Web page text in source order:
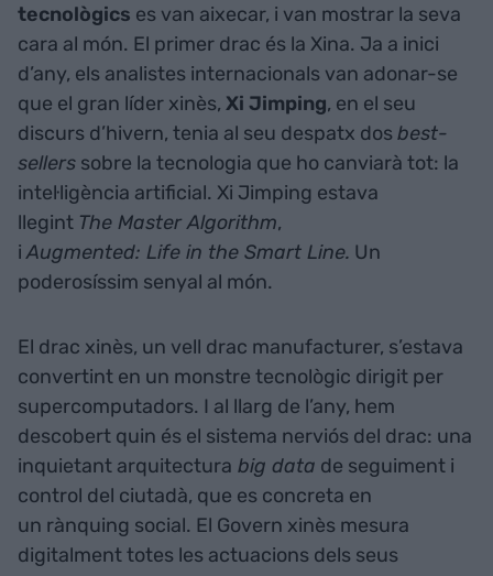
tecnològics es van aixecar, i van mostrar la seva
cara al món. El primer drac és la Xina. Ja a inici
d’any, els analistes internacionals van adonar-se
que el gran líder xinès, Xi Jimping, en el seu
discurs d’hivern, tenia al seu despatx dosbest-
sellers sobre la tecnologia que ho canviarà tot: la
intel·ligència artificial. Xi Jimping estava
llegint The Master Algorithm,
iAugmented: Life in the Smart Line. Un
poderosíssim senyal al món.
El drac xinès, un vell drac manufacturer, s’estava
convertint en un monstre tecnològic dirigit per
supercomputadors. I al llarg de l’any, hem
descobert quin és el sistema nerviós del drac: una
inquietant arquitectura big data de seguiment i
control del ciutadà, que es concreta en
un rànquing social. El Govern xinès mesura
digitalment totes les actuacions dels seus